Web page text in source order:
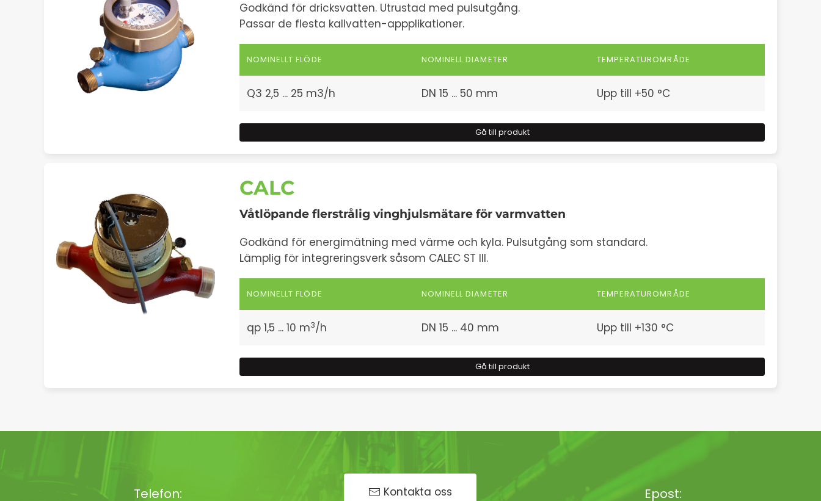
Godkänd för dricksvatten. Utrustad med pulsutgång.
Passar de flesta kallvatten-appplikationer.
NOMINELLT FLÖDE NOMINELL DIAMETER TEMPERATUROMRÅDE
Q3 2,5 ... 25 m3/h DN 15 ... 50 mm Upp till +50 °C
Gå till produkt
CALC
Våtlöpande flerstrålig vinghjulsmätare för varmvatten
Godkänd för energimätning med värme och kyla. Pulsutgång som standard.
Lämplig för integreringsverk såsom CALEC ST III.
NOMINELLT FLÖDE NOMINELL DIAMETER TEMPERATUROMRÅDE
qp 1,5 ... 10 m3/h DN 15 ... 40 mm Upp till +130 °C
Gå till produkt
Telefon: Kontakta oss Epost: